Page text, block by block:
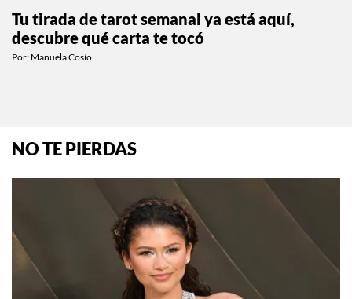
Tu tirada de tarot semanal ya está aquí,
descubre qué carta te tocó
Por: Manuela Cosío
NO TE PIERDAS